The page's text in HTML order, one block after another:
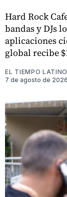
Hard Rock
bandas y DJs
aplicaciones
global recibe
EL TIEMPO
7 de agosto de 2026